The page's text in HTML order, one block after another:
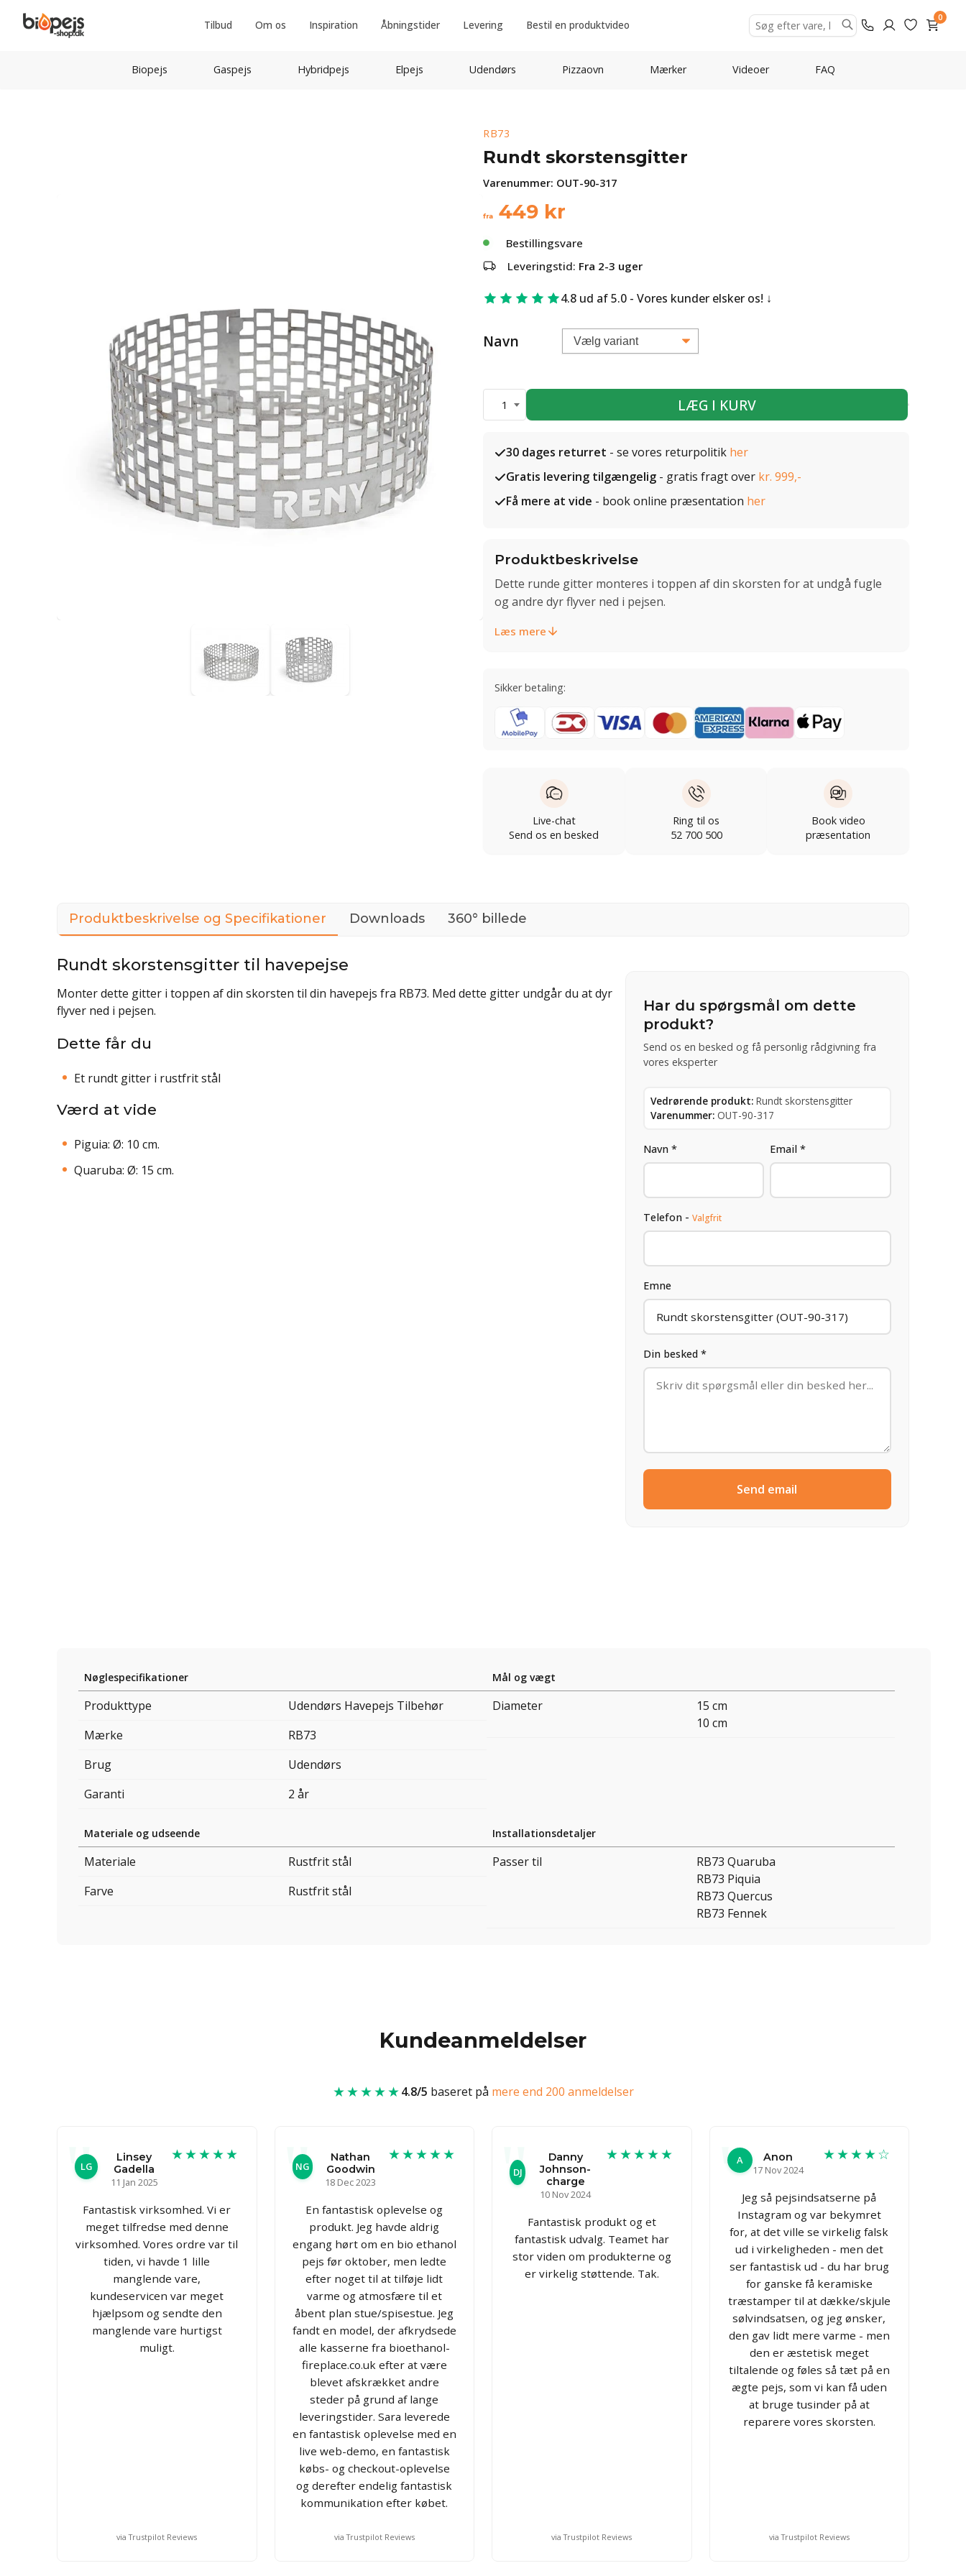
Tilbud Om os Inspiration Åbningstider Levering Bestil en produktvideo
0
Biopejs Gaspejs Hybridpejs Elpejs Udendørs Pizzaovn Mærker Videoer FAQ
RB73
Rundt skorstensgitter
Varenummer: OUT-90-317
fra 449 kr
Bestillingsvare
Leveringstid: Fra 2-3 uger
4.8 ud af 5.0 - Vores kunder elsker os!
Navn
1 LÆG I KURV
30 dages returret - se vores returpolitik her
Gratis levering tilgængelig - gratis fragt over kr. 999,-
Få mere at vide - book online præsentation her
Produktbeskrivelse
Dette runde gitter monteres i toppen af din skorsten for at undgå fugle
og andre dyr flyver ned i pejsen.
Læs mere
Sikker betaling:
Live-chat
Send os en besked
Ring til os
52 700 500
Book video
præsentation
Produktbeskrivelse og Specifikationer Downloads 360° billede
Rundt skorstensgitter til havepejse
Monter dette gitter i toppen af din skorsten til din havepejs fra RB73. Med dette gitter undgår du at dyr
flyver ned i pejsen.
Dette får du
Et rundt gitter i rustfrit stål
Værd at vide
Piguia: Ø: 10 cm.
Quaruba: Ø: 15 cm.
Har du spørgsmål om dette
produkt?
Send os en besked og få personlig rådgivning fra
vores eksperter
Vedrørende produkt: Rundt skorstensgitter
Varenummer: OUT-90-317
Navn * Email *
Telefon - Valgfrit
Emne
Din besked *
Send email
Nøglespecifikationer
Produkttype
Udendørs Havepejs Tilbehør
Mærke
RB73
Brug
Udendørs
Garanti
2 år
Mål og vægt
Diameter
15 cm
10 cm
Materiale og udseende
Materiale
Rustfrit stål
Farve
Rustfrit stål
Installationsdetaljer
Passer til
RB73 Quaruba
RB73 Piquia
RB73 Quercus
RB73 Fennek
Kundeanmeldelser
★★★★★4.8/5 baseret på mere end 200 anmeldelser
LG
Linsey
Gadella
11 Jan 2025
★★★★★
Fantastisk virksomhed. Vi er
meget tilfredse med denne
virksomhed. Vores ordre var til
tiden, vi havde 1 lille
manglende vare,
kundeservicen var meget
hjælpsom og sendte den
manglende vare hurtigst
muligt.
via Trustpilot Reviews
NG
Nathan
Goodwin
18 Dec 2023
★★★★★
En fantastisk oplevelse og
produkt. Jeg havde aldrig
engang hørt om en bio ethanol
pejs før oktober, men ledte
efter noget til at tilføje lidt
varme og atmosfære til et
åbent plan stue/spisestue. Jeg
fandt en model, der afkrydsede
alle kasserne fra bioethanol-
fireplace.co.uk efter at være
blevet afskrækket andre
steder på grund af lange
leveringstider. Sara leverede
en fantastisk oplevelse med en
live web-demo, en fantastisk
købs- og checkout-oplevelse
og derefter endelig fantastisk
kommunikation efter købet.
via Trustpilot Reviews
DJ
Danny
Johnson-
charge
10 Nov 2024
★★★★★
Fantastisk produkt og et
fantastisk udvalg. Teamet har
stor viden om produkterne og
er virkelig støttende. Tak.
via Trustpilot Reviews
A
Anon
17 Nov 2024
★★★★☆
Jeg så pejsindsatserne på
Instagram og var bekymret
for, at det ville se virkelig falsk
ud i virkeligheden - men det
ser fantastisk ud - du har brug
for ganske få keramiske
træstamper til at dække/skjule
sølvindsatsen, og jeg ønsker,
den gav lidt mere varme - men
den er æstetisk meget
tiltalende og føles så tæt på en
ægte pejs, som vi kan få uden
at bruge tusinder på at
reparere vores skorsten.
via Trustpilot Reviews